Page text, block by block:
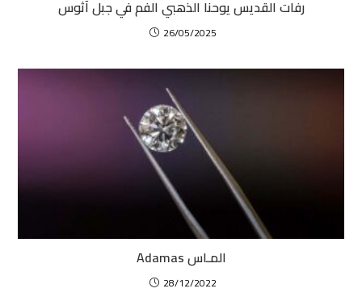
رفات القديس يوحنا الذهبي الفم في جبل آثوس
26/05/2025
المـاس Adamas
28/12/2022